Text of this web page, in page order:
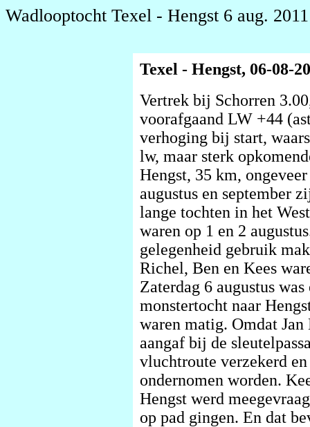
Wadlooptocht Texel - Hengst 6 aug. 2011
Texel - Hengst, 06-08-
Vertrek bij Schorren
voorafgaand LW +44
verhoging bij start,
lw, maar sterk
Hengst, 35 km,
augustus en september
lange tochten in het
waren op 1 en 2
gelegenheid gebruik
Richel, Ben en Kees
Zaterdag 6 augustus
monstertocht naar
waren matig. Omdat
aangaf bij de
vluchtroute verzekerd
ondernomen worden.
Hengst werd
op pad gingen. En dat